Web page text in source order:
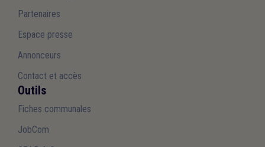
Partenaires
Espace presse
Annonceurs
Contact et accès
Outils
Fiches communales
JobCom